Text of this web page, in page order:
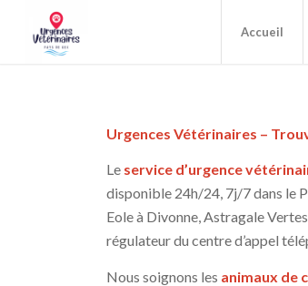
Accueil
Urgences Vétérinaires –
Le service d’urgence
disponible 24h/24, 7j/7 dans le
Eole à Divonne, Astragale
régulateur du centre d’appel
Nous soignons les animaux de